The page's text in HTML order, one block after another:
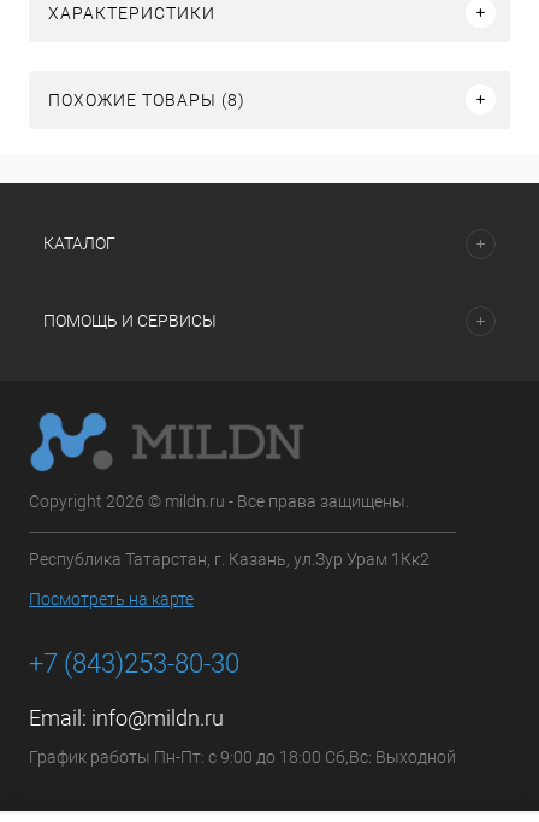
ХАРАКТЕРИСТИКИ
ПОХОЖИЕ ТОВАРЫ (8)
КАТАЛОГ
ПОМОЩЬ И СЕРВИСЫ
Copyright 2026 © mildn.ru - Все права защищены.
Республика Татарстан, г. Казань, ул.Зур Урам 1Кк2
Посмотреть на карте
+7 (843)253-80-30
Email: info@mildn.ru
График работы Пн-Пт: с 9:00 до 18:00 Сб,Вс: Выходной